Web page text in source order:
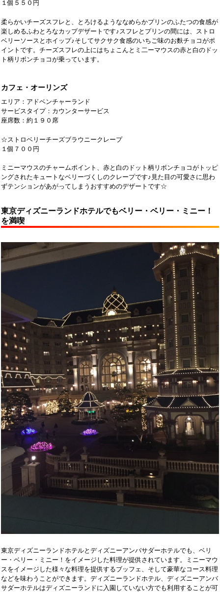
１個５５０円
柔らかいチーズスフレと、とろけるようななめらかプリンのふたつの食感が
楽しめるふわとろなカップデザートです♪スフレとプリンの間には、ストロ
ベリーソースとホイップ♪そしてサクサク食感のいちご味のお麩チョコがポ
イントです。チーズスフレの上にはちょこんとミ二ーマウスの赤と白のドッ
ト柄リボンチョコが乗っています。
カフェ・オーリンズ
エリア：アドベンチャーランド
サービスタイプ：カウンターサービス
座席数：約１９０席
☆ストロベリーチーズブラウニークレープ
１個７００円
ミニーマウスのチャームポイント、赤と白のドット柄リボンチョコがトッピ
ングされたキュートなベリーづくしのクレープです♪見た目の可愛さに思わ
ずテンションがあがってしまうおすすめのデザートです☆
東京ディズニーランドホテルでもベリー・ベリー・ミニー！
を満喫
東京ディズニーランドホテルとディズニーアンバサダーホテルでも、ベリ
ー・ベリー・ミニー！をイメージした料理が提供されています。ミニーマウ
スをイメージした様々な料理を提供するブッフェ、そして豪華なコース料理
などを味わうことができます。ディズニーランドホテル、ディズニーアンバ
サダーホテルはディズニーランドに入園していない方でも利用することが可